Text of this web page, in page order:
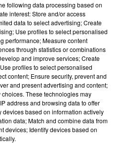
sec
MARS (MIDI)
hier soir, axé sur la
fonctionnement et la
la nouvelle Maison
du Bressuirais
following data processing based on
interest: Store and/or access
data to select advertising; Create
Use profiles to select personalised
performance; Measure content
through statistics or combinations
and improve services; Create
profiles to select personalised
content; Ensure security, prevent and
and present advertising and content;
These technologies may
address and browsing data to offer
based on information actively
data; Match and combine data from
devices; Identify devices based on